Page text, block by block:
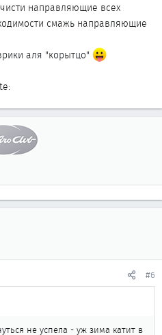
направляющие всех
смажь направляющие
аля "корытцо"
#6
не успела - уж зима катит в